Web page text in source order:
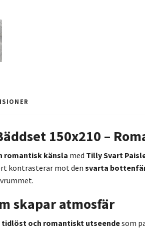
150x210 –
romantisk känsla med Tilly Svart
kontrasterar mot densvarta
skapar atmosfär
tidlöst och romantiskt utseendesom